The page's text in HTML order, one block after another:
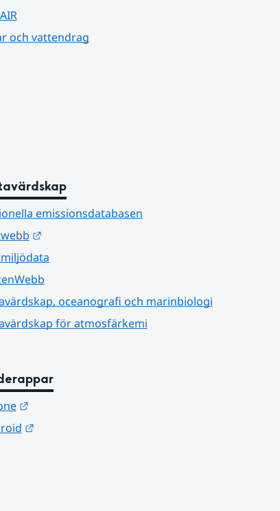
och vattendrag
emissionsdatabasen
Länk till annan webbplats.
oceanografi och marinbiologi
för atmosfärkemi
Länk till annan webbplats.
Länk till annan webbplats.